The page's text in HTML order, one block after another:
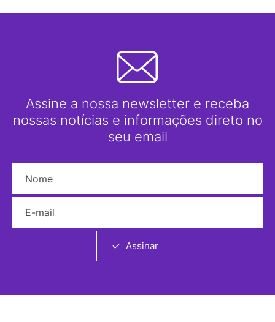
Assine a nossa newsletter e receba
nossas notícias e informações direto no
seu email
Assinar